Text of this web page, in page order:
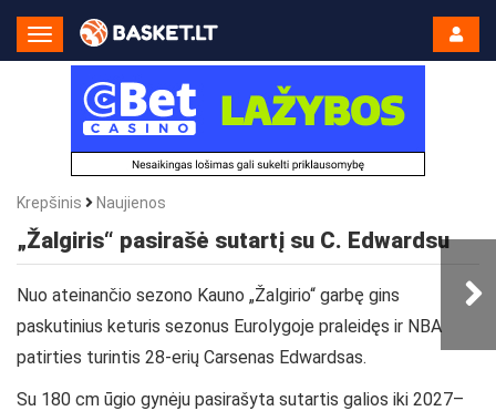
Toggle
Navigation
Krepšinis Naujienos
„Žalgiris“ pasirašė sutartį su C. Edwardsu
Nuo ateinančio sezono Kauno „Žalgirio“ garbę gins
paskutinius keturis sezonus Eurolygoje praleidęs ir NBA
patirties turintis 28-erių Carsenas Edwardsas.
Su 180 cm ūgio gynėju pasirašyta sutartis galios iki 2027–